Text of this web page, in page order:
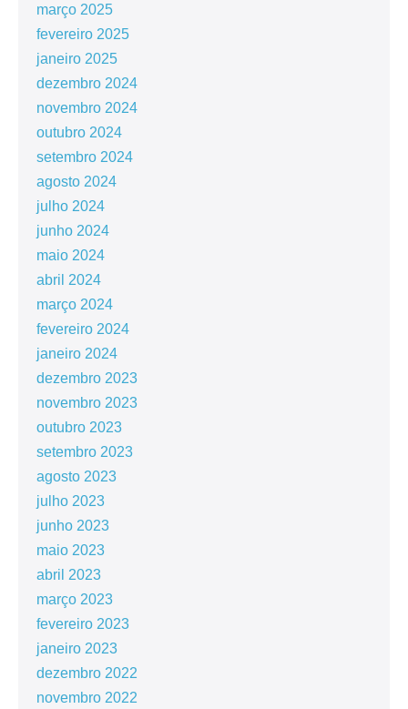
março 2025
fevereiro 2025
janeiro 2025
dezembro 2024
novembro 2024
outubro 2024
setembro 2024
agosto 2024
julho 2024
junho 2024
maio 2024
abril 2024
março 2024
fevereiro 2024
janeiro 2024
dezembro 2023
novembro 2023
outubro 2023
setembro 2023
agosto 2023
julho 2023
junho 2023
maio 2023
abril 2023
março 2023
fevereiro 2023
janeiro 2023
dezembro 2022
novembro 2022